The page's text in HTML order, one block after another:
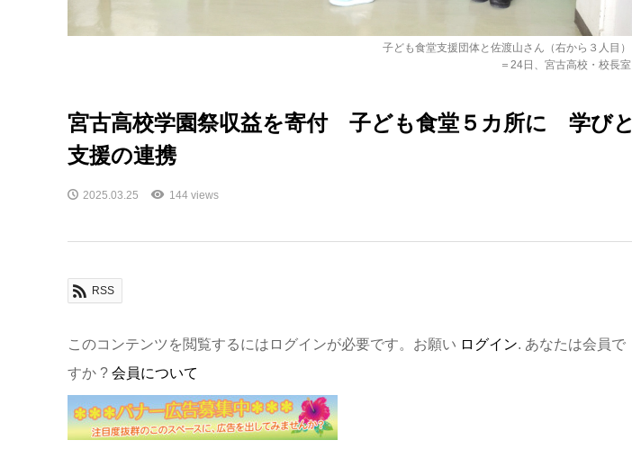
子ども食堂支援団体と佐渡山さん（右から３人目）
＝24日、宮古高校・校長室
宮古高校学園祭収益を寄付 子ども食堂５カ所に 学びと
支援の連携
2025.03.25 144 views
RSS
このコンテンツを閲覧するにはログインが必要です。お願い ログイン. あなたは会員で
すか ? 会員について